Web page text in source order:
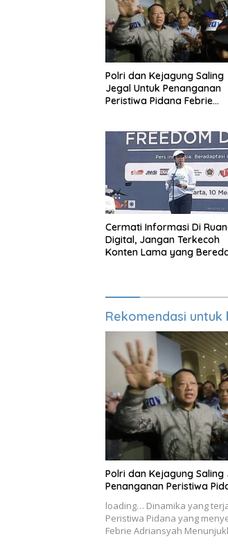
Polri dan Kejagung Saling
Jegal Untuk Penanganan
Peristiwa Pidana Febrie
Cermati Informasi Di
Digital, Jangan Terkecoh
Konten Lama yang
Rekomendasi untuk
Polri dan Kejagung Saling
Penanganan Peristiwa
loading… Dinamika yang
Peristiwa Pidana yang
Febrie Adriansyah